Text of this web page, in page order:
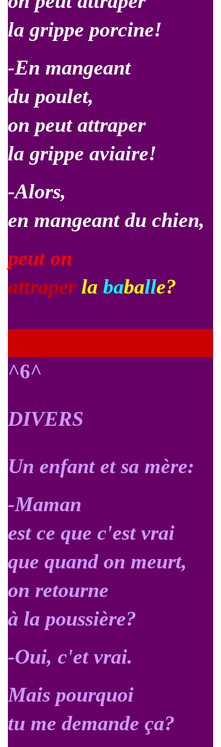
la grippe porcine!
-En mangeant
du poulet,
on peut attraper
la grippe aviaire!
-Alors,
en mangeant du chien,
peut on
attraperla baballe?
^6^
DIVERS
Un enfant et sa mère:
-Maman
est ce que c'est vrai
que quand on meurt,
on retourne
à la poussière?
-Oui, c'et vrai.
Mais pourquoi
tu me demande ça?